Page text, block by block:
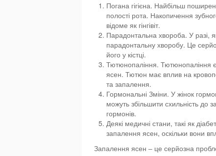
Погана гігієна. Найбільш
полості рота. Накопичення
відоме як гінгівіт.
Парадонтальна хвороба. У разі,
парадонтальну хворобу. Це
його у кістці.
Тютюнопаління. Тютюнопаління
ясен. Тютюн має вплив на
та запалення.
Гормональні Зміни. У жінок
можуть збільшити схильність до
гормонів.
Деякі медичні стани, такі як
запалення ясен, оскільки вони
Запалення ясен – це серйозна